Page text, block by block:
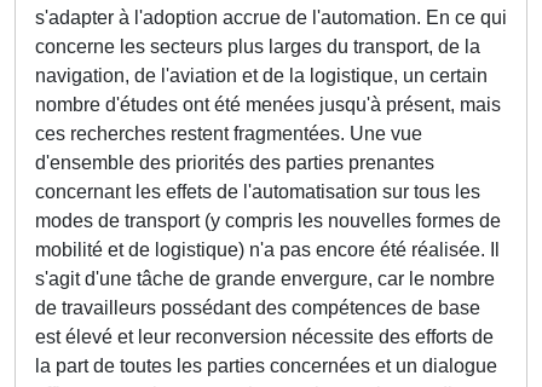
s'adapter à l'adoption accrue de l'automation. En ce qui
concerne les secteurs plus larges du transport, de la
navigation, de l'aviation et de la logistique, un certain
nombre d'études ont été menées jusqu'à présent, mais
ces recherches restent fragmentées. Une vue
d'ensemble des priorités des parties prenantes
concernant les effets de l'automatisation sur tous les
modes de transport (y compris les nouvelles formes de
mobilité et de logistique) n'a pas encore été réalisée. Il
s'agit d'une tâche de grande envergure, car le nombre
de travailleurs possédant des compétences de base
est élevé et leur reconversion nécessite des efforts de
la part de toutes les parties concernées et un dialogue